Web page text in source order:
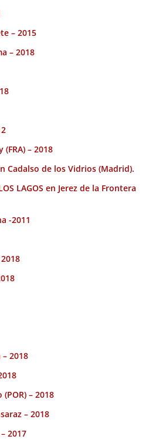
– 2015
– 2018
– 2018
Cadalso de los Vidrios (Madrid).
LAGOS en Jerez de la Frontera
-2011
2018
– 2018
– 2018
2017